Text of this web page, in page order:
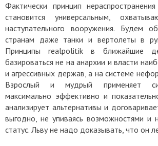
Фактически принцип
становится универсальным,
наступательного вооружения. Будем
странам даже танки и вертолеты в
Принципы realpolitik в ближайшие
базироваться не на анархии и власти
и агрессивных держав, а на системе
Взрослый и мудрый применяет
максимально эффективно и
анализирует альтернативы и
выгодно, не упиваясь возможностями и
статус. Льву не надо доказывать, что он